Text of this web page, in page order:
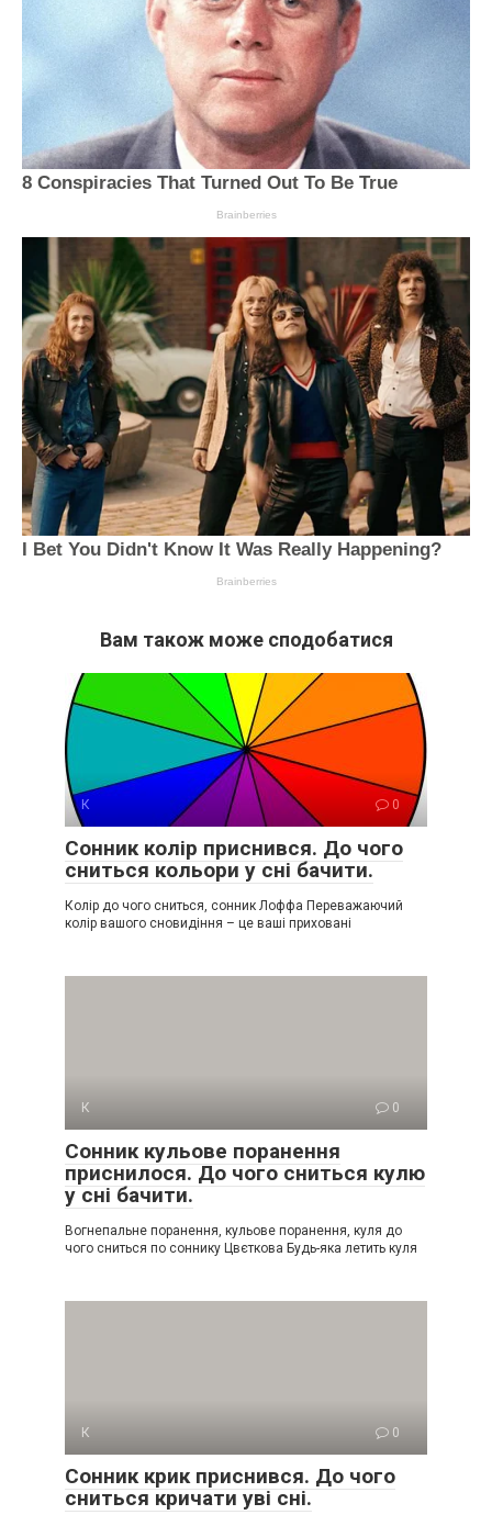
Вам також може сподобатися
К 0
Сонник колір приснився. До чого
сниться кольори у сні бачити.
Колір до чого сниться, сонник Лоффа Переважаючий
колір вашого сновидіння – це ваші приховані
К 0
Сонник кульове поранення
приснилося. До чого сниться кулю
у сні бачити.
Вогнепальне поранення, кульове поранення, куля до
чого сниться по соннику Цвєткова Будь-яка летить куля
К 0
Сонник крик приснився. До чого
сниться кричати уві сні.